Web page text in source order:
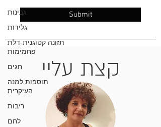
גבינות
גלידות
תזונה קטוגנית-דלת
פחמימות
חגים
תוספות למנה
העיקרית
ריבות
לחם
Submit
קצת עליי